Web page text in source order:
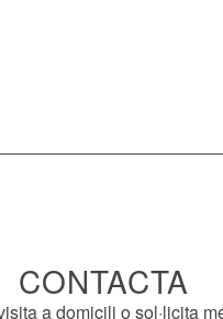
CONTACTA
a domicili o sol·licita